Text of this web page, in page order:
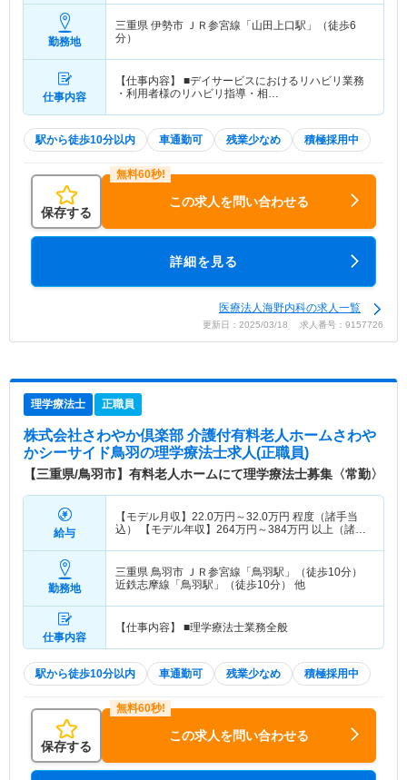
勤務地
三重県 伊勢市 ＪＲ参宮線「山田上口駅」（徒歩6
分）
仕事内容
【仕事内容】 ■デイサービスにおけるリハビリ業務
・利用者様のリハビリ指導・相…
駅から徒歩10分以内 車通勤可 残業少なめ 積極採用中
保存する
この求人を問い合わせる
詳細を見る
医療法人海野内科の求人一覧
更新日：2025/03/18 求人番号：9157726
理学療法士 正職員
株式会社さわやか倶楽部 介護付有料老人ホームさわや
かシーサイド鳥羽の理学療法士求人(正職員)
【三重県/鳥羽市】有料老人ホームにて理学療法士募集〈常勤〉
給与
【モデル月収】 22.0万円～32.0万円 程度（諸手当
込） 【モデル年収】 264万円～384万円 以上（諸手
勤務地
三重県 鳥羽市 ＪＲ参宮線「鳥羽駅」（徒歩10分）
近鉄志摩線「鳥羽駅」（徒歩10分） 他
仕事内容
【仕事内容】 ■理学療法士業務全般
駅から徒歩10分以内 車通勤可 残業少なめ 積極採用中
保存する
この求人を問い合わせる